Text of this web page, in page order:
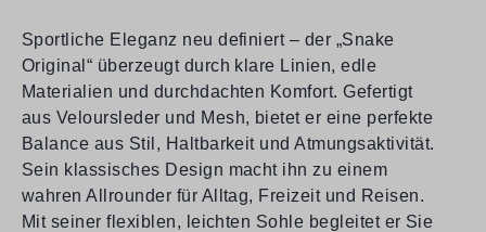
Sportliche Eleganz neu definiert – der „Snake
Original“ überzeugt durch klare Linien, edle
Materialien und durchdachten Komfort. Gefertigt
aus Veloursleder und Mesh, bietet er eine perfekte
Balance aus Stil, Haltbarkeit und Atmungsaktivität.
Sein klassisches Design macht ihn zu einem
wahren Allrounder für Alltag, Freizeit und Reisen.
Mit seiner flexiblen, leichten Sohle begleitet er Sie